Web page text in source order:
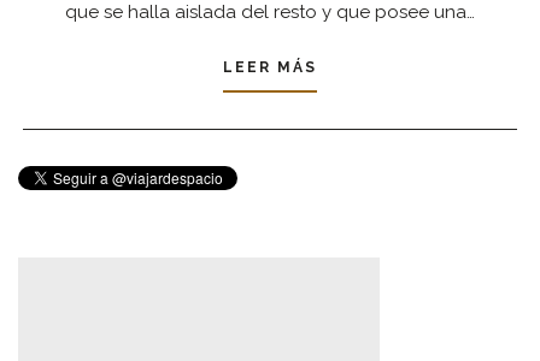
que se halla aislada del resto y que posee una…
LEER MÁS